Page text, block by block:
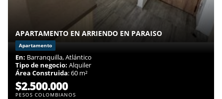
APARTAMENTO EN ARRIENDO EN PARAISO
Apartamento
En: Barranquilla, Atlántico
Tipo de negocio: Alquiler
Área Construida: 60 m²
$2.500.000
PESOS COLOMBIANOS